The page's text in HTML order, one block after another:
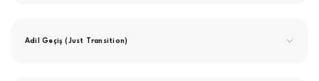
Adil Geçiş (Just Transition)